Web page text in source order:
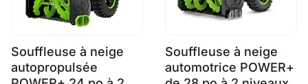
Souffleuse à neige
autopropulsée
Souffleuse à neige
automotrice POWER+